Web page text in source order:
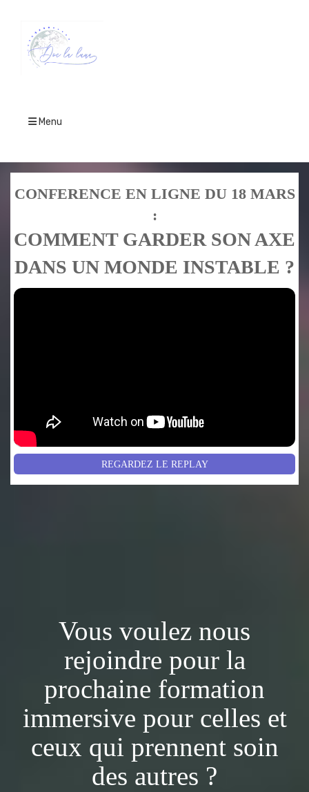
Menu
CONFERENCE EN LIGNE DU 18 MARS
:
COMMENT GARDER SON AXE
DANS UN MONDE INSTABLE ?
REGARDEZ LE REPLAY
Vous voulez nous
rejoindre pour la
prochaine formation
immersive pour celles et
ceux qui prennent soin
des autres ?